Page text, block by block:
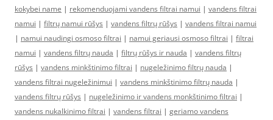
kokybei name | rekomenduojami vandens filtrai namui | vandens filtrai
namui | filtrų namui rūšys | vandens filtrų rūšys | vandens filtrai namui
| namui naudingi osmoso filtrai | namui geriausi osmoso filtrai | filtrai
namui | vandens filtrų nauda | filtrų rūšys ir nauda | vandens filtrų
rūšys | vandens minkštinimo filtrai | nugeležinimo filtrų nauda |
vandens filtrai nugeležinimui | vandens minkštinimo filtrų nauda |
vandens filtrų rūšys | nugeležinimo ir vandens monkštinimo filtrai |
vandens nukalkinimo filtrai | vandens filtrai | geriamo vandens